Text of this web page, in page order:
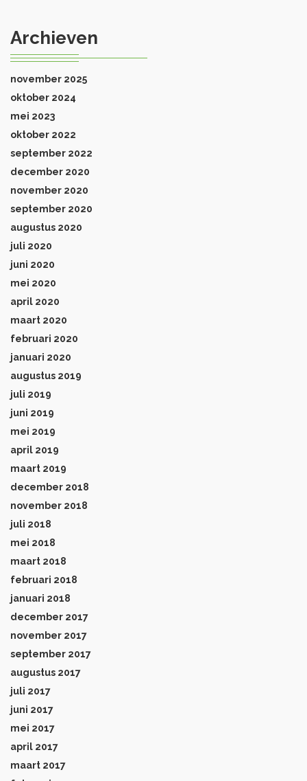
Archieven
november 2025
oktober 2024
mei 2023
oktober 2022
september 2022
december 2020
november 2020
september 2020
augustus 2020
juli 2020
juni 2020
mei 2020
april 2020
maart 2020
februari 2020
januari 2020
augustus 2019
juli 2019
juni 2019
mei 2019
april 2019
maart 2019
december 2018
november 2018
juli 2018
mei 2018
maart 2018
februari 2018
januari 2018
december 2017
november 2017
september 2017
augustus 2017
juli 2017
juni 2017
mei 2017
april 2017
maart 2017